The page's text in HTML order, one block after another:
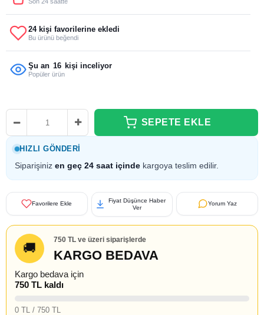
24 kişi favorilerine ekledi
Bu ürünü beğendi
Şu an 16 kişi inceliyor
Popüler ürün
HIZLI GÖNDERI
Siparişiniz en geç 24 saat içinde kargoya teslim edilir.
Favorilere Ekle
Fiyat Düşünce Haber
Ver
Yorum Yaz
🚚
750 TL ve üzeri siparişlerde
KARGO BEDAVA
Kargo bedava için
750 TL kaldı
0 TL / 750 TL